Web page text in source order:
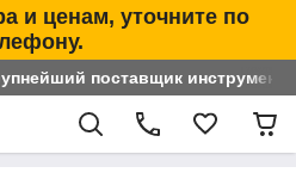
и ценам, уточните по
поставщик